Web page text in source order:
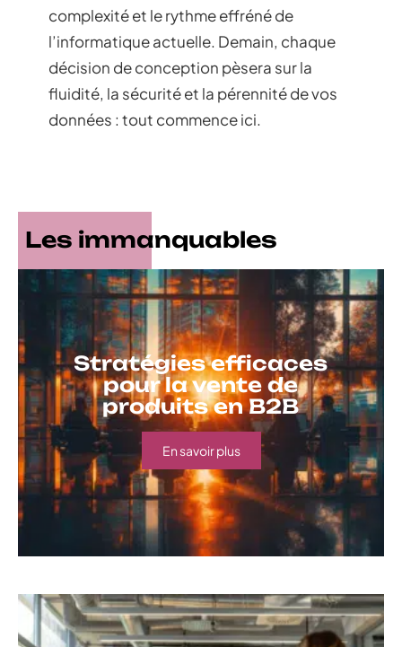
complexité et le rythme effréné de
l’informatique actuelle. Demain, chaque
décision de conception pèsera sur la
fluidité, la sécurité et la pérennité de vos
données : tout commence ici.
Les immanquables
Stratégies efficaces
pour la vente de
produits en B2B
En savoir plus